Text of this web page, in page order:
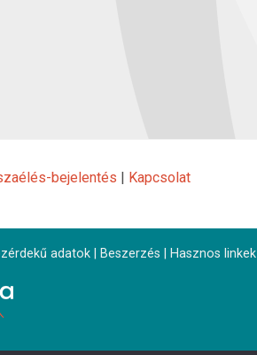
bejelentés | Kapcsolat
adatok| Beszerzés Hasznos linkek